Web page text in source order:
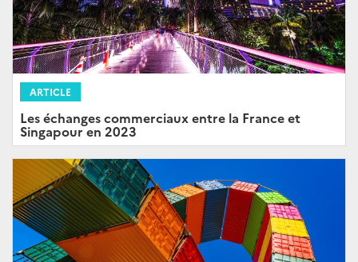
ARTICLE
Les échanges commerciaux entre la France et
Singapour en 2023